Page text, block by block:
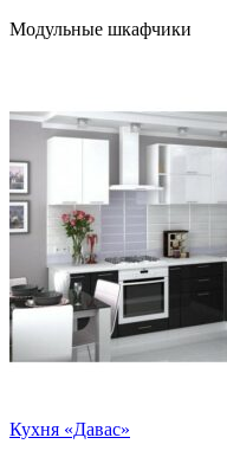
Модульные шкафчики
Кухня «Давас»